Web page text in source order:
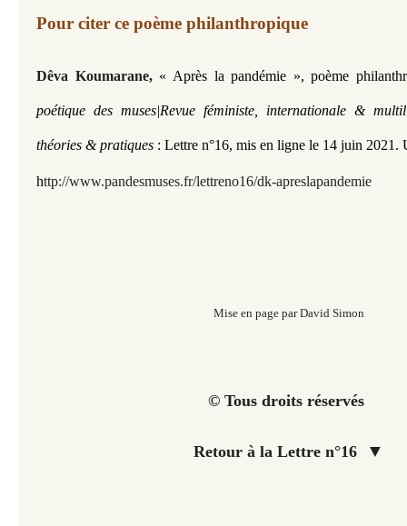
Pour citer ce poème philanthropique
Dêva Koumarane, « Après la pandémie », poème
poétique des muses|Revue féministe, internationale &
théories & pratiques : Lettre n°16, mis en ligne le 14 juin 2021.
http://www.pandesmuses.fr/lettreno16/dk-apreslapandemie
Mise en page par David Simon
© Tous droits réservés
Retour à la Lettre n°16 ▼